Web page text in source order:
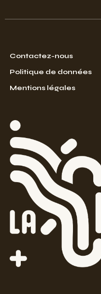
Contactez-nous
Politique de données
Mentions légales